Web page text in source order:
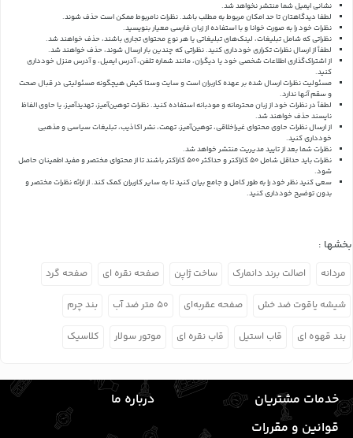
نشانی ایمیل شما منتشر نخواهد شد.
لطفا دیدگاهتان تا حد امکان مربوط به مطلب باشد. نظرات نامربوط ممکن است حذف شوند.
نظرات خود را به صورت خوانا و با استفاده از زبان فارسی معیار بنویسید.
نظراتی که شامل تبلیغات، لینک‌های تبلیغاتی یا هر نوع محتوای تجاری باشند، حذف خواهند شد.
لطفاً از ارسال نظرات تکراری خودداری کنید. نظراتی که چندین بار ارسال شوند، حذف خواهند شد.
از اشتراک‌گذاری اطلاعات شخصی خود یا دیگران، مانند شماره تلفن، آدرس ایمیل، و آدرس منزل خودداری
کنید.
مسئولیت نظرات ارسال شده بر عهده کاربران است و سایت وستا کیش هیچگونه مسئولیتی در قبال صحت
و سقم آنها ندارد.
لطفاً در نظرات خود از زبان محترمانه و مودبانه استفاده کنید. نظرات توهین‌آمیز، تهدیدآمیز، یا حاوی الفاظ
ناپسند حذف خواهند شد.
از ارسال نظرات حاوی محتوای غیراخلاقی، توهین‌آمیز، تهمت، نشر اکاذیب، تبلیغات سیاسی و مذهبی
خودداری کنید.
نظرات شما بعد از تایید مدیریت منتشر خواهد شد.
نظرات باید حداقل شامل 50 کاراکتر و حداکثر 500 کاراکتر باشند تا از محتوای مختصر و مفید اطمینان حاصل
شود.
سعی کنید نظر خود را به طور کامل و جامع بیان کنید تا به سایر کاربران کمک کند.از ارائه نظرات مختصر و
بدون توضیح خودداری کنید.
بخشها :
مردانه اصالت برند دانمارک ساخت ژاپن صفحه نقره ای صفحه گرد
شیشه یاقوت ضد خش صفحه عقربه‌ای ۵۰ متر ضد آب بند چرم
بند قهوه ای قاب استیل قاب نقره ای موتور سولار کلاسیک
خدمات مشتریان
درباره ما
قوانین و مقررات